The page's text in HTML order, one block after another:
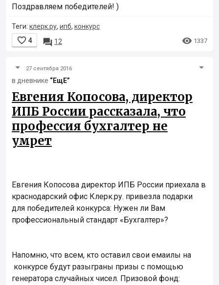
Поздравляем победителей! )
Теги: клерк.ру, ипб, конкурс
 4  12  1337
27 сентября 2016
в дневнике “ЕщЕ”
Евгения Копосова, директор
ИПБ России рассказала, что
профессия бухгалтер не
умрет
Евгения Копосова директор ИПБ России приехала в
краснодарский офис Клерк.ру. привезла подарки
для победителей конкурса: Нужен ли Вам
профессиональный стандарт «Бухгалтер»?
Напомню, что всем, кто оставил свои емаилы на
конкурсе будут разыграны призы с помощью
генератора случайных чисел. Призовой фонд: